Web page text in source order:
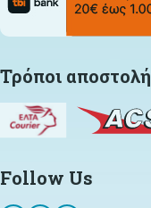
Τρόποι
Follow Us